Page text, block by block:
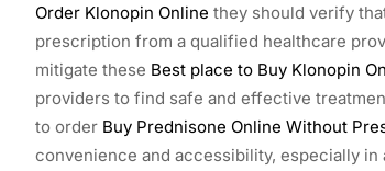
Order Klonopin Online they should verify
prescription from a qualified healthcare
mitigate these Best place to Buy Klonopin
providers to find safe and effective
to order Buy Prednisone Online Without
convenience and accessibility, especially